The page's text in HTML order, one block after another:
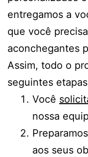
entregamos a
que você
aconchegantes
Assim, todo o
seguintes
Você
nossa
aos seus